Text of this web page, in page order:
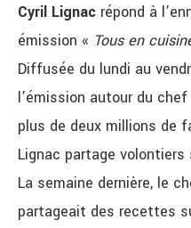
Cyril Lignac répond à
émission « Tous en
Diffusée du lundi au
l’émission autour du
plus de deux millions de
Lignac partage
La semaine dernière, le
partageait des recettes